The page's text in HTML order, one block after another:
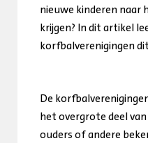
nieuwe kinderen naar
krijgen? In dit artikel
korfbalverenigingen
De
het overgrote deel
ouders of andere